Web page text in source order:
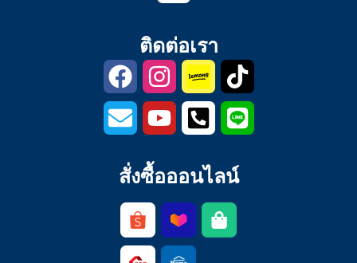
ติดต่อเรา
สั่งซื้อออนไลน์